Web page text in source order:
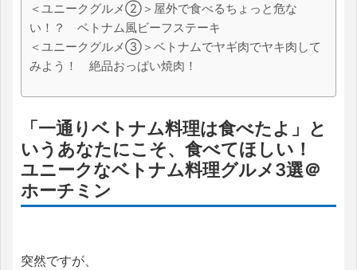
＜ユニークグルメ②＞屋外で食べるちょっと危な
い！？ ベトナム風ビーフステーキ
＜ユニークグルメ③＞ベトナムでヤギ肉でヤキ肉して
みよう！ 絶品おっぱい焼肉！
「一通りベトナム料理は食べたよ」と
いうあなたにこそ、食べてほしい！
ユニークなベトナム料理グルメ3選＠
ホーチミン
突然ですが、